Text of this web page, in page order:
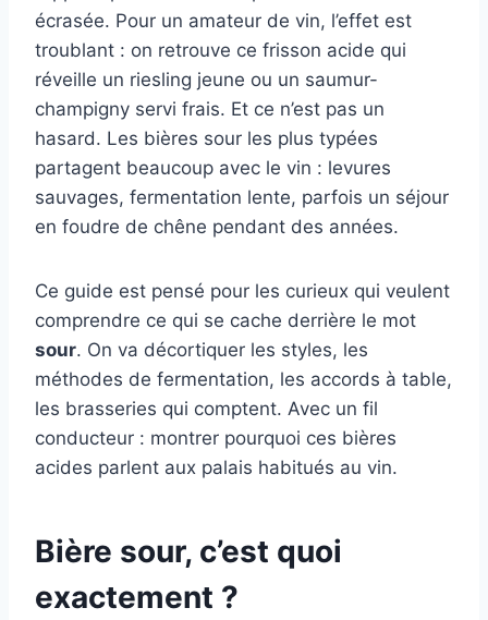
écrasée. Pour un amateur de vin, l’effet est
troublant : on retrouve ce frisson acide qui
réveille un riesling jeune ou un saumur-
champigny servi frais. Et ce n’est pas un
hasard. Les bières sour les plus typées
partagent beaucoup avec le vin : levures
sauvages, fermentation lente, parfois un séjour
en foudre de chêne pendant des années.
Ce guide est pensé pour les curieux qui veulent
comprendre ce qui se cache derrière le mot
sour. On va décortiquer les styles, les
méthodes de fermentation, les accords à table,
les brasseries qui comptent. Avec un fil
conducteur : montrer pourquoi ces bières
acides parlent aux palais habitués au vin.
Bière sour, c’est quoi
exactement ?